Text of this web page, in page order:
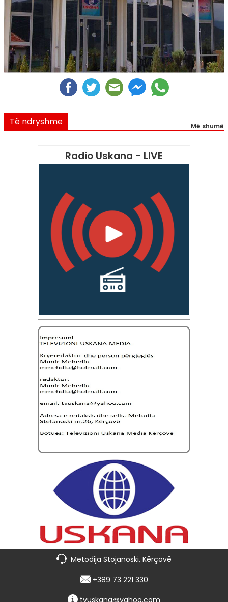
Të ndryshme Më shumë
Radio Uskana - LIVE
Metodija Stojanoski, Kërçovë
+389 73 221 330
tvuskana@yahoo.com